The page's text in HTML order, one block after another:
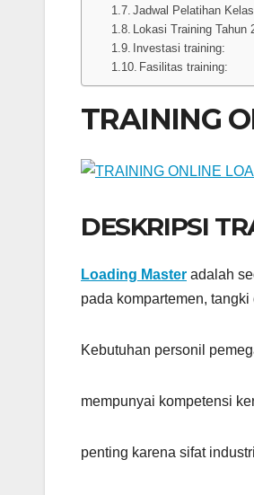
Jadwal Pelatihan
Lokasi Training Tahun
Investasi training:
Fasilitas training:
TRAINING
DESKRIPSI
Loading Master adalah
pada kompartemen,
Kebutuhan personil
mempunyai kompetensi
penting karena sifat